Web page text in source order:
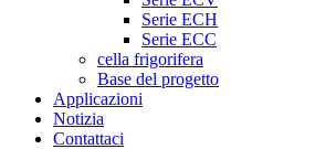
Serie ECH
Serie ECC
cella frigorifera
Base del progetto
Applicazioni
Notizia
Contattaci